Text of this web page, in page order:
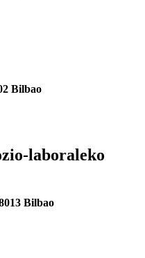
Bilbao
laboraleko
Bilbao